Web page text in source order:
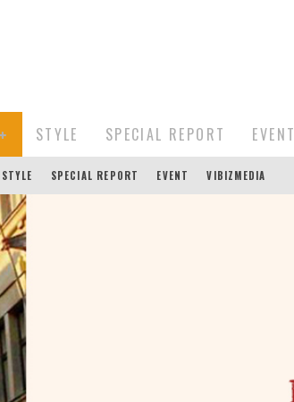
STYLE SPECIAL REPORT EVENT
STYLE SPECIAL REPORT EVENT VIBIZMEDIA